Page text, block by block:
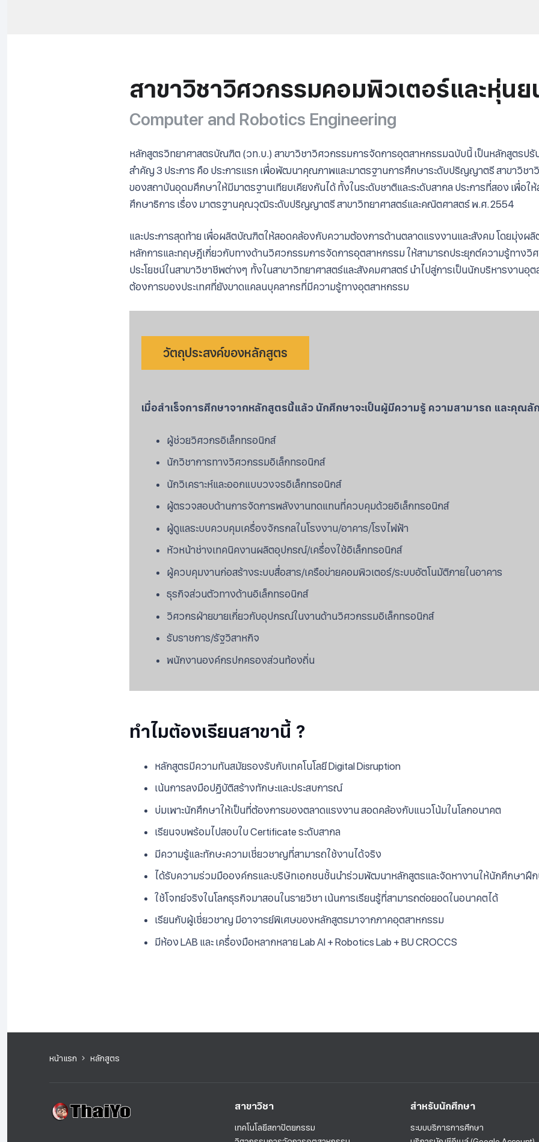
สาขาวิชาวิศวกรรมคอมพิวเตอร์และหุ่น
Computer and Robotics Engineering
หลักสูตรวิทยาศาสตรบัณฑิต (วท.บ.) สาขาวิชาวิศวกรรมการจัดการอุตสาหกรรมฉบับนี้ เป็นหลักสูตรปรั
สำคัญ 3 ประการ คือ ประการแรก เพื่อพัฒนาคุณภาพและมาตรฐานการศึกษาระดับปริญญาตรี สาขาวิช
ของสถาบันอุดมศึกษาให้มีมาตรฐานเทียบเคียงกันได้ ทั้งในระดับชาติและระดับสากล ประการที่สอง เพื่อใ
ศึกษาธิการ เรื่อง มาตรฐานคุณวุฒิระดับปริญญาตรี สาขาวิทยาศาสตร์และคณิตศาสตร์ พ.ศ. 2554
และประการสุดท้าย เพื่อผลิตบัณฑิตให้สอดคล้องกับความต้องการด้านตลาดแรงงานและสังคม โดยมุ่งผ
หลักการและทฤษฎีเกี่ยวกับทางด้านวิศวกรรมการจัดการอุตสาหกรรม ให้สามารถประยุกต์ความรู้ทางวิ
ประโยชน์ในสาขาวิชาชีพต่างๆ ทั้งในสาขาวิทยาศาสตร์และสังคมศาสตร์ นำไปสู่การเป็นนักบริหารงานอุ
ต้องการของประเทศที่ยังขาดแคลนบุคลากรที่มีความรู้ทางอุตสาหกรรม
วัตถุประสงค์ของหลักสูตร
เมื่อสำเร็จการศึกษาจากหลักสูตรนี้แล้ว นักศึกษาจะเป็นผู้มีความรู้ ความสามารถ และคุณลั
ผู้ช่วยวิศวกรอิเล็กทรอนิกส์
นักวิชาการทางวิศวกรรมอิเล็กทรอนิกส์
นักวิเคราะห์และออกแบบวงจรอิเล็กทรอนิกส์
ผู้ตรวจสอบด้านการจัดการพลังงานทดแทนที่ควบคุมด้วยอิเล็กทรอนิกส์
ผู้ดูแลระบบควบคุมเครื่องจักรกลในโรงงาน/อาคาร/โรงไฟฟ้า
หัวหน้าช่างเทคนิคงานผลิตอุปกรณ์/เครื่องใช้อิเล็กทรอนิกส์
ผู้ควบคุมงานก่อสร้างระบบสื่อสาร/เครือข่ายคอมพิวเตอร์/ระบบอัตโนมัติภายในอาคาร
ธุรกิจส่วนตัวทางด้านอิเล็กทรอนิกส์
วิศวกรฝ่ายขายเกี่ยวกับอุปกรณ์ในงานด้านวิศวกรรมอิเล็กทรอนิกส์
รับราชการ/รัฐวิสาหกิจ
พนักงานองค์กรปกครองส่วนท้องถิ่น
ทำไมต้องเรียนสาขานี้ ?
หลักสูตรมีความทันสมัยรองรับกับเทคโนโลยี Digital Disruption
เน้นการลงมือปฏิบัติสร้างทักษะและประสบการณ์
บ่มเพาะนักศึกษาให้เป็นที่ต้องการของตลาดแรงงาน สอดคล้องกับแนวโน้มในโลกอนาคต
เรียนจบพร้อมไปสอบใบ Certificate ระดับสากล
มีความรู้และทักษะความเชี่ยวชาญที่สามารถใช้งานได้จริง
ได้รับความร่วมมือองค์กรและบริษัทเอกชนชั้นนำร่วมพัฒนาหลักสูตรและจัดหางานให้นักศึกษาฝึก
ใช้โจทย์จริงในโลกธุรกิจมาสอนในรายวิชา เน้นการเรียนรู้ที่สามารถต่อยอดในอนาคตได้
เรียนกับผู้เชี่ยวชาญ มีอาจารย์พิเศษของหลักสูตรมาจากภาคอุตสาหกรรม
มีห้อง LAB และ เครื่องมือหลากหลาย Lab AI + Robotics Lab + BU CROCCS
หน้าแรก หลักสูตร
สาขาวิชา
เทคโนโลยีสถาปัตยกรรม
สำหรับนักศึกษา
ระบบบริการการศึกษา